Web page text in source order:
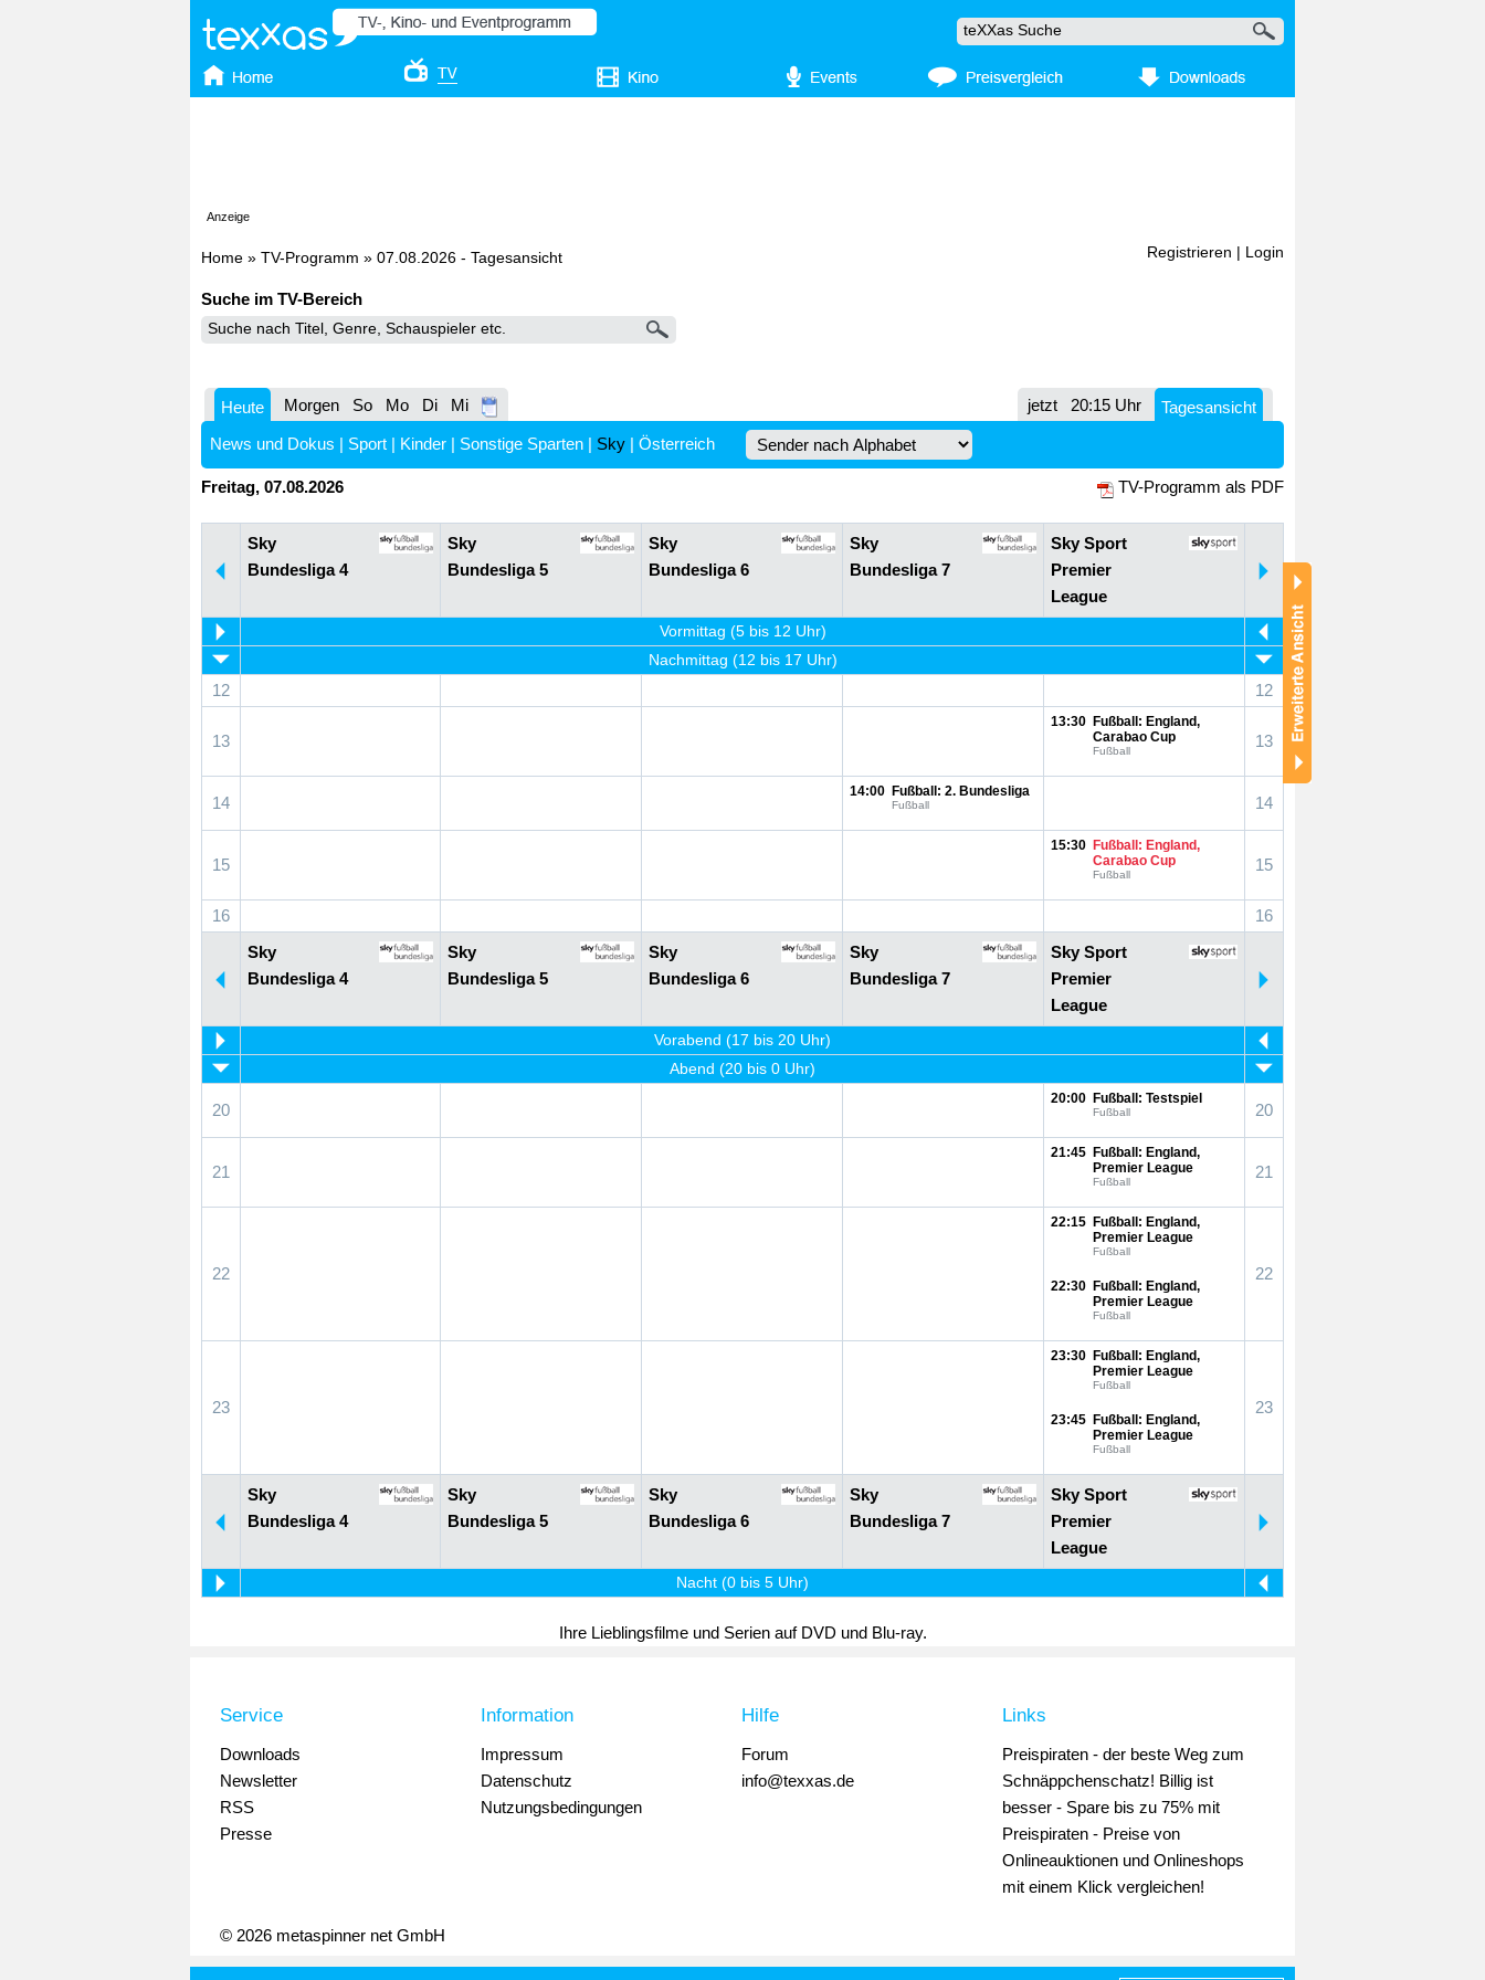
Anzeige
Home » TV-Programm » 07.08.2026 - Tagesansicht Registrieren Login
Suche im TV-Bereich
Heute Morgen So Mo Di Mi jetzt 20:15 Uhr
Tagesansicht
News und Dokus | Sport | Kinder | Sonstige Sparten | Sky | Österreich
Freitag, 07.08.2026 TV-Programm als PDF
Sky
Bundesliga 4
Sky
Bundesliga 5
Sky
Bundesliga 6
Sky
Bundesliga 7
Sky Sport
Premier
League
Vormittag (5 bis 12 Uhr)
Nachmittag (12 bis 17 Uhr)
12 12
13
13:30 Fußball: England,
Carabao Cup
Fußball
13
14
14:00 Fußball: 2. Bundesliga
Fußball 14
15
15:30 Fußball: England,
Carabao Cup
Fußball
15
16
16
Sky
Bundesliga 4
Sky
Bundesliga 5
Sky
Bundesliga 6
Sky
Bundesliga 7
Sky Sport
Premier
League
Vorabend (17 bis 20 Uhr)
Abend (20 bis 0 Uhr)
20
20:00 Fußball: Testspiel
Fußball 20
21
21:45 Fußball: England,
Premier League
Fußball
21
22
22:15 Fußball: England,
Premier League
Fußball
22:30 Fußball: England,
Premier League
Fußball
22
23
23:30 Fußball: England,
Premier League
Fußball
23:45 Fußball: England,
Premier League
Fußball
23
Sky
Bundesliga 4
Sky
Bundesliga 5
Sky
Bundesliga 6
Sky
Bundesliga 7
Sky Sport
Premier
League
Nacht (0 bis 5 Uhr)
Ihre Lieblingsfilme und Serien auf DVD und Blu-ray.
Service
Downloads
Newsletter
RSS
Presse
Information
Impressum
Datenschutz
Nutzungsbedingungen
Hilfe
Forum
info@texxas.de
Links
Preispiraten - der beste Weg zum
Schnäppchenschatz! Billig ist
besser - Spare bis zu 75% mit
Preispiraten - Preise von
Onlineauktionen und Onlineshops
mit einem Klick vergleichen!
© 2026 metaspinner net GmbH